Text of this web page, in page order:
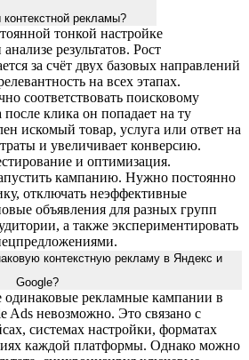
контекстной рекламы?
тонкой настройке
результатов. Рост
за счёт двух базовых направлений
на всех этапах.
соответствовать поисковому
после клика он попадает на ту
искомый товар, услуга или ответ на
и увеличивает конверсию.
и оптимизация.
кампанию. Нужно постоянно
отключать неэффективные
объявления для разных групп
а также экспериментировать
контекстную рекламу в Яндекс и
Google?
одинаковые рекламные кампании в
Ads невозможно. Это связано с
системах настройки, форматах
каждой платформы. Однако можно